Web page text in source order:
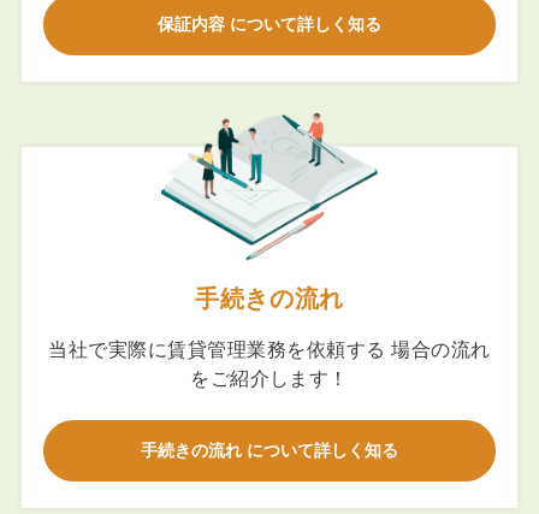
保証内容 について詳しく知る
手続きの流れ
当社で実際に賃貸管理業務を依頼する 場合の流れ
をご紹介します！
手続きの流れ について詳しく知る